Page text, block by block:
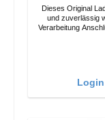
Dieses Original
und zuverlässig
Verarbeitung Anschlüsse: USB-A Output: 33W Farbe: Weiss 3A Kabel